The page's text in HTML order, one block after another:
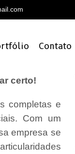
Contato
certo!
completas e
Com um
empresa se